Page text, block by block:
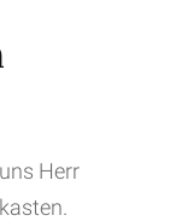
Herr